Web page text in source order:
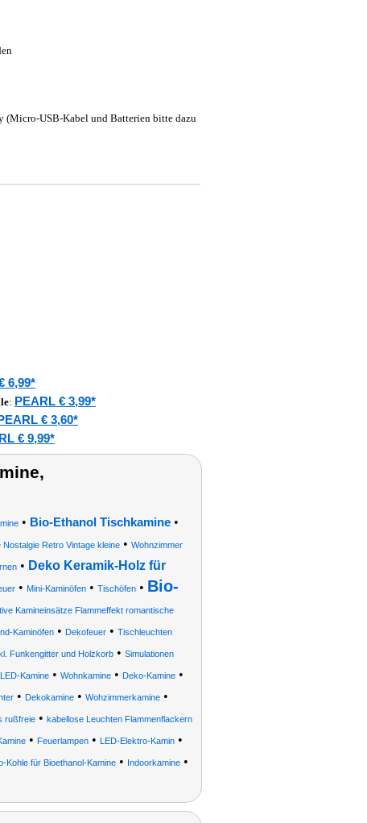
(Micro-USB-Kabel und Batterien bitte dazu
6,99*
: PEARL € 3,99*
€ 3,60*
€ 9,99*
• Bio-Ethanol Tischkamine•
Retro Vintage kleine• Wohnzimmer
• Deko Keramik-Holz für
• Mini-Kaminöfen • Tischöfen • Bio-
Kamineinsätze Flammeffekt romantische
Kaminöfen • Dekofeuer • Tischleuchten
Funkengitter und Holzkorb• Simulationen
LED-Kamine• Wohnkamine• Deko-Kamine•
• Dekokamine• Wohzimmerkamine•
rußfreie • kabellose Leuchten Flammenflackern
• Feuerlampen • LED-Elektro-Kamin •
Kohle für Bioethanol-Kamine • Indoorkamine •